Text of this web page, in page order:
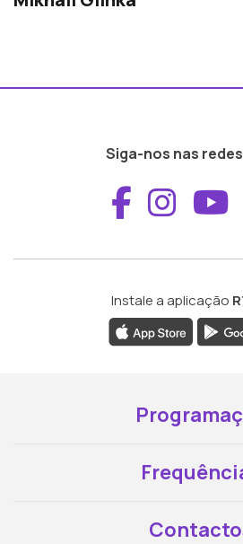
Siga-nos nas
Aceder
Instale a aplicação